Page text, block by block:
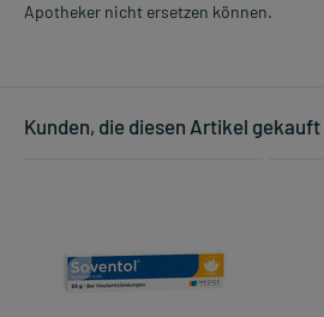
Apotheker nicht ersetzen können.
Kunden, die diesen Artikel